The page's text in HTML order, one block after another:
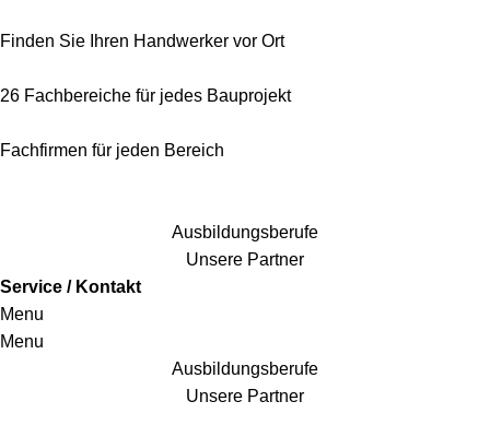
Finden Sie Ihren Handwerker vor Ort
26 Fachbereiche für jedes Bauprojekt
Fachfirmen für jeden Bereich
Ausbildungsberufe
Unsere Partner
Service / Kontakt
Menu
Menu
Ausbildungsberufe
Unsere Partner